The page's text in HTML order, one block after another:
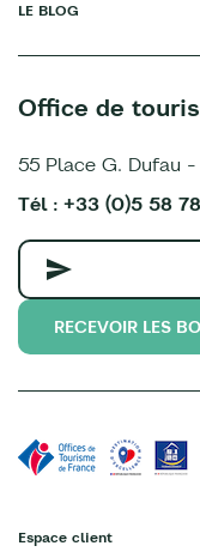
LE BLOG
Office de
55 Place G. Dufau
Tél : +33 (0)5 58
RECEVOIR LES
Espace client